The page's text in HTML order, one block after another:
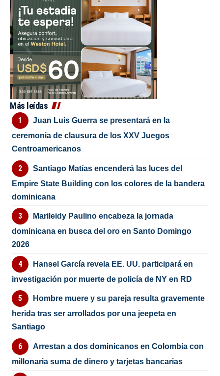
Más leídas
Juan Luis Guerra se presentará en la
ceremonia de clausura de los XXV Juegos
Centroamericanos
Santiago Matías encenderá las luces del
Empire State Building con los colores de la bandera
dominicana
Marileidy Paulino encabeza la jornada
dominicana en busca del oro en Santo Domingo
2026
Hansel García revela EE. UU. participará en
investigación por muerte de policía de NY en RD
Hombre muere y su pareja resulta gravemente
herida tras ser arrollados por una jeepeta en
Santiago
Arrestan a dos dominicanos en Colombia con
millonaria suma de dinero y tarjetas bancarias